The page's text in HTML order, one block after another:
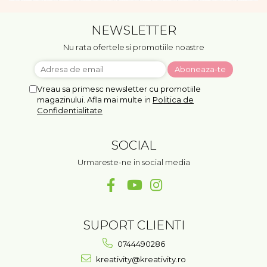
NEWSLETTER
Nu rata ofertele si promotiile noastre
Vreau sa primesc newsletter cu promotiile
magazinului. Afla mai multe in Politica de
Confidentialitate
SOCIAL
Urmareste-ne in social media
SUPORT CLIENTI
0744490286
kreativity@kreativity.ro